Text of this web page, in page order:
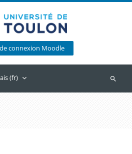
connexion Moodle
‎(fr)‎